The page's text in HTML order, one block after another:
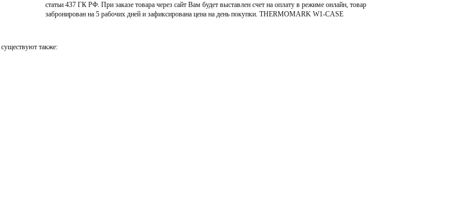
статьи 437 ГК РФ. При заказе товара через сайт Вам будет выставлен счет на оплату в режиме онлайн, товар
забронирован на 5 рабочих дней и зафиксирована цена на день покупки. THERMOMARK W1-CASE
существуют также: